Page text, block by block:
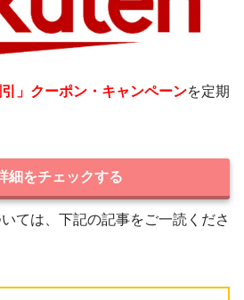
引」クーポン・キャンペーンを定期
をチェックする
ては、下記の記事をご一読くださ